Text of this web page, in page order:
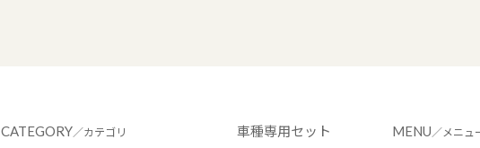
CATEGORY／カテゴリ 車種専用セット MENU／メニュ